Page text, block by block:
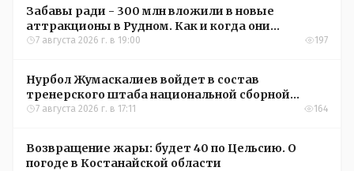
Забавы ради - 300 млн вложили в новые
аттракционы в Рудном. Как и когда они
окупятся?
7 августа 2026 г. в 19:00 197
Нурбол Жумаскалиев войдет в состав
тренерского штаба национальной сборной
Казахстана по футболу
7 августа 2026 г. в 17:11 164
Возвращение жары: будет 40 по Цельсию. О
погоде в Костанайской области